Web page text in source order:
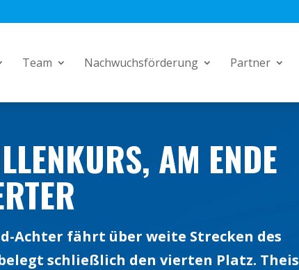
Team Nachwuchsförderung Partner
AM ENDE
Achter fährt über weite Strecken des
schließlich den vierten Platz. Theis